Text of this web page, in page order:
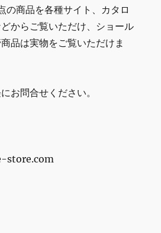
の商品を各種サイト、カタロ
からご覧いただけ、ショール
品は実物をご覧いただけま
お問合せください。
store.com